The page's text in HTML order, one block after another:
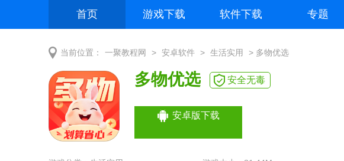
首页 游戏下载 软件下载 专题
当前位置： 一聚教程网 > 安卓软件 > 生活实用 > 多物优选
多物优选 安全无毒
安卓版下载